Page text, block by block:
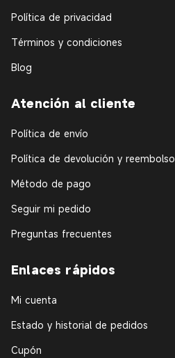
Política de privacidad
Términos y condiciones
Blog
Atención al cliente
Política de envío
Política de devolución y reembolso
Método de pago
Seguir mi pedido
Preguntas frecuentes
Enlaces rápidos
Mi cuenta
Estado y historial de pedidos
Cupón